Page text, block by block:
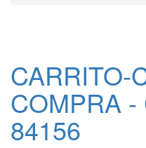
CARRITO-
COMPRA -
84156